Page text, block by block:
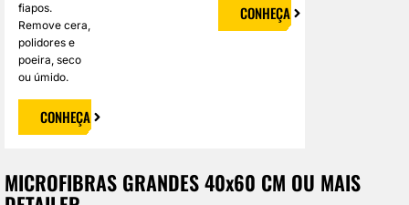
fiapos.
Remove cera,
polidores e
poeira, seco
ou úmido.
CONHEÇA
CONHEÇA
MICROFIBRAS GRANDES 40x60 CM OU MAIS